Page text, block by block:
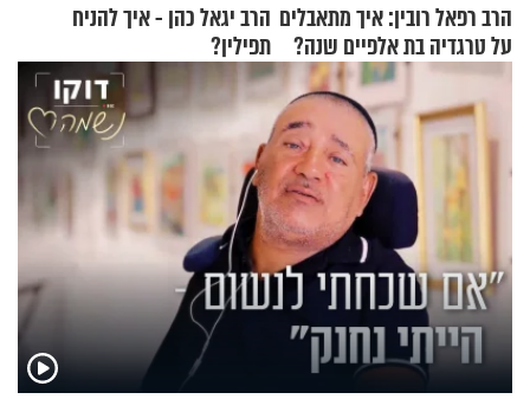
הרב רפאל רובין: איך מתאבלים
על טרגדיה בת אלפיים שנה?
הרב יגאל כהן - איך להניח
תפילין?